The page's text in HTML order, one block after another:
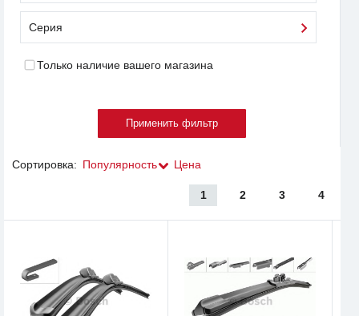
Серия
Только наличие вашего магазина
Сортировка: Популярность Цена
1 2 3 4